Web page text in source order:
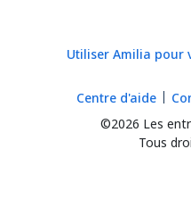
Utiliser Amilia pour
©2026 Les
Tous
Centre d'aide